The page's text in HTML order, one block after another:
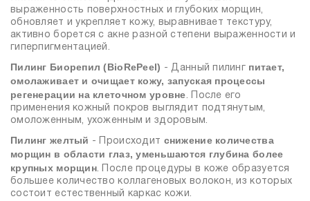
выраженность поверхностных и глубоких морщин,
обновляет и укрепляет кожу, выравнивает текстуру,
активно борется с акне разной степени выраженности и
гиперпигментацией.
Пилинг Биорепил (BioRePeel) - Данный пилинг питает,
омолаживает и очищает кожу, запуская процессы
регенерации на клеточном уровне. После его
применения кожный покров выглядит подтянутым,
омоложенным, ухоженным и здоровым.
Пилинг желтый - Происходит снижение количества
морщин в области глаз, уменьшаются глубина более
крупных морщин. После процедуры в коже образуется
большее количество коллагеновых волокон, из которых
состоит естественный каркас кожи.